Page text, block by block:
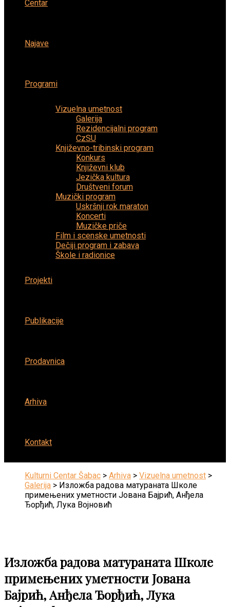
Centar
Najave
Programi
Vizuelna umetnost
Galerija
Rezidencijalni program
CzSU
Književno-tribinski program
Konkurs
Književni klub
Jezička kultura
Društveni forum
Muzički program
Uskršnji rok maraton
Koncerti
Muzičke priče
Film i scenske umetnosti
Dečiji program i zabava
Škole i radionice
Projekti
Publikacije
Prodavnica
Arhiva
Kontakt
Kulturni Centar Šabac > Arhiva > Vizuelna umetnost >
Galerija > Изложба радова матураната Школе
примењених уметности Jована Бајрић, Анђела
Ђорђић, Лука Војновић
Изложба радова матураната Школе
примењених уметности Jована
Бајрић, Анђела Ђорђић, Лука